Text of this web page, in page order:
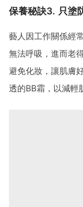
保養秘訣3. 只塗
藝人因工作關係經
無法呼吸，進而老
避免化妝，讓肌膚
透的BB霜，以減輕